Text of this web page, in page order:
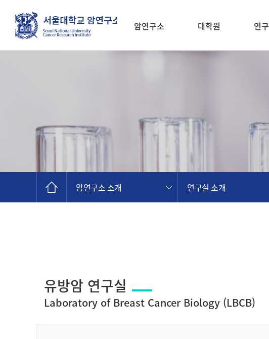
암연구소 대학원 연구
암연구소 소개 연구실 소개
유방암 연구실
Laboratory of Breast Cancer Biology (LBCB)